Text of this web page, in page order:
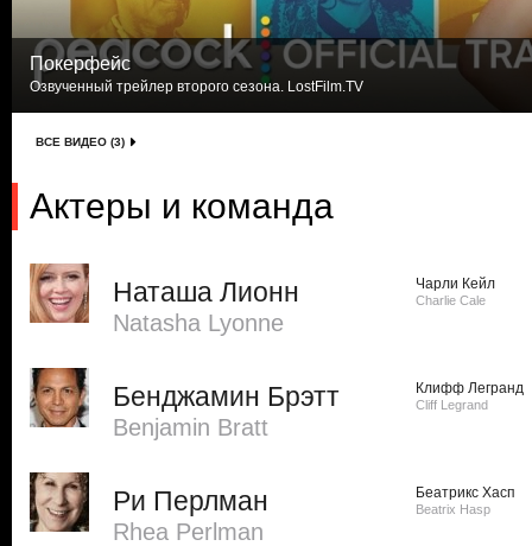
Покерфейс
Озвученный трейлер второго сезона. LostFilm.TV
ВСЕ ВИДЕО (3)
Актеры и команда
Наташа Лионн
Natasha Lyonne
Чарли Кейл
Charlie Cale
Бенджамин Брэтт
Benjamin Bratt
Клифф Легранд
Cliff Legrand
Ри Перлман
Rhea Perlman
Беатрикс Хасп
Beatrix Hasp